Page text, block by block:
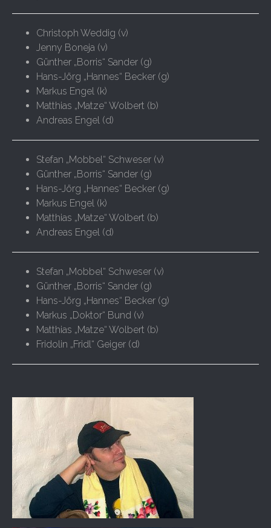
Christoph Weddig (v)
Jenny Boneja (v)
Günther „Borris“ Sander (g)
Hans-Jörg „Hannes“ Becker (g)
Markus Engel (k)
Matthias „Matze“ Wolbert (b)
Andreas Engel (d)
Stefan „Mobbel“ Schweser (v)
Günther „Borris“ Sander (g)
Hans-Jörg „Hannes“ Becker (g)
Markus Engel (k)
Matthias „Matze“ Wolbert (b)
Andreas Engel (d)
Stefan „Mobbel“ Schweser (v)
Günther „Borris“ Sander (g)
Hans-Jörg „Hannes“ Becker (g)
Markus „Doktor“ Bund (v)
Matthias „Matze“ Wolbert (b)
Fridolin „Fridl“ Geiger (d)